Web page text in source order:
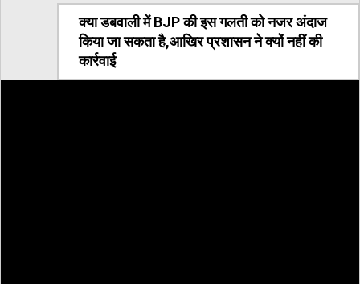
क्या डबवाली में BJP की इस गलती को नजर अंदाज
किया जा सकता है,आखिर प्रशासन ने क्यों नहीं की
कार्रवाई